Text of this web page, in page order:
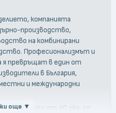
компанията
производство,
на комбинирани
Професионализмът и
я превръщат в един от
в България,
и международни
с площ от 40 дка, се
още ▼